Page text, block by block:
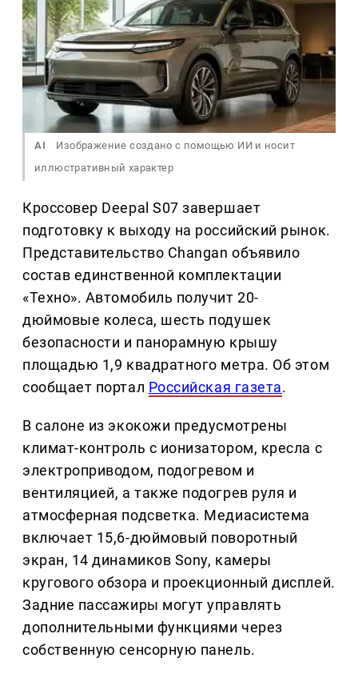
AI
Изображение создано с помощью ИИ и носит
иллюстративный характер
Кроссовер Deepal S07 завершает
подготовку к выходу на российский рынок.
Представительство Changan объявило
состав единственной комплектации
«Техно». Автомобиль получит 20-
дюймовые колеса, шесть подушек
безопасности и панорамную крышу
площадью 1,9 квадратного метра. Об этом
сообщает портал Российская газета.
В салоне из экокожи предусмотрены
климат-контроль с ионизатором, кресла с
электроприводом, подогревом и
вентиляцией, а также подогрев руля и
атмосферная подсветка. Медиасистема
включает 15,6-дюймовый поворотный
экран, 14 динамиков Sony, камеры
кругового обзора и проекционный дисплей.
Задние пассажиры могут управлять
дополнительными функциями через
собственную сенсорную панель.